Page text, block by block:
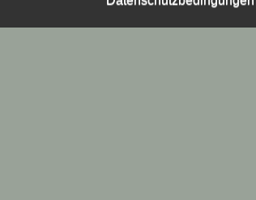
Verknüpfung, die Einschränkung, das